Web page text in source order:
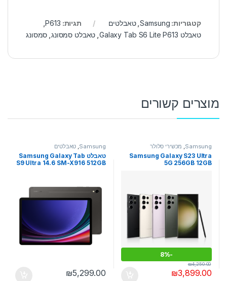
קטגוריות: Samsung
,טאבלטים תגיות: P613
,
טאבלט Galaxy Tab S6 Lite P613
, טאבלט סמסונג סמסונג
מוצרים קשורים
Samsung
, מכשירי סלולר
Samsung Galaxy S23 Ultra
5G 256GB 12GB
-
8%
₪3,899.00
₪4,250.00
Samsung
, טאבלטים
טאבלט Samsung Galaxy Tab
S9 Ultra 14.6 SM-X916 512GB
₪5,299.00